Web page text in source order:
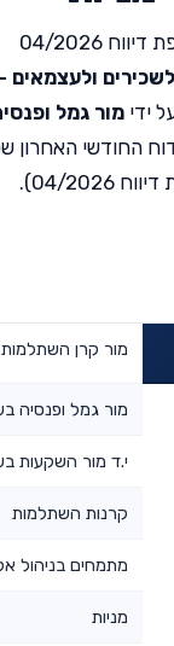
04/2026
ולעצמאים
ידי מור גמל
החודשי האחרון
2026).
מור קרן
מור גמל ופנסיה
י.ד מור השקעות
קרנות השתלמות
מתמחים בניהול
מניות